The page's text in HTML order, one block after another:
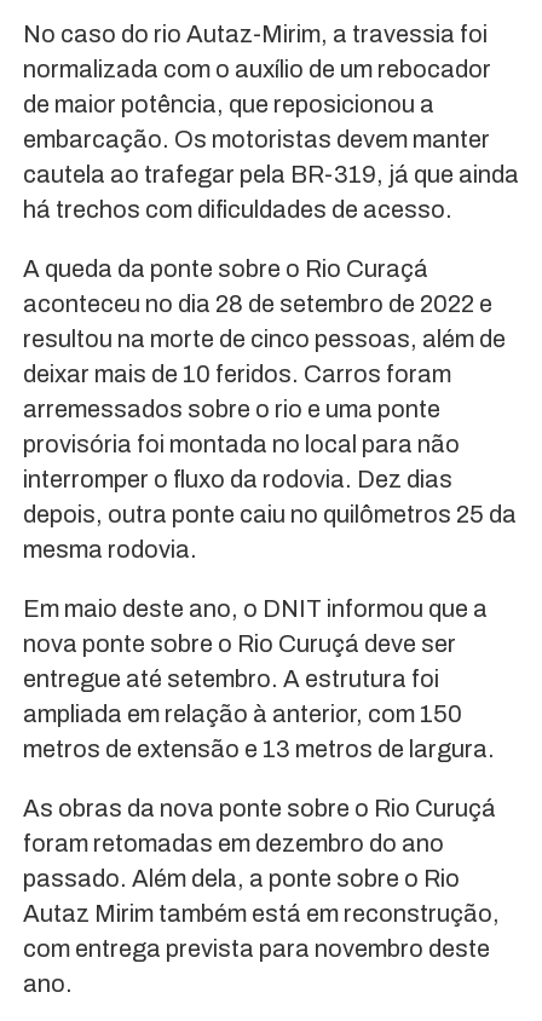
No caso do rio Autaz-Mirim, a travessia foi
normalizada com o auxílio de um rebocador
de maior potência, que reposicionou a
embarcação. Os motoristas devem manter
cautela ao trafegar pela BR-319, já que ainda
há trechos com dificuldades de acesso.
A queda da ponte sobre o Rio Curaçá
aconteceu no dia 28 de setembro de 2022 e
resultou na morte de cinco pessoas, além de
deixar mais de 10 feridos. Carros foram
arremessados sobre o rio e uma ponte
provisória foi montada no local para não
interromper o fluxo da rodovia. Dez dias
depois, outra ponte caiu no quilômetros 25 da
mesma rodovia.
Em maio deste ano, o DNIT informou que a
nova ponte sobre o Rio Curuçá deve ser
entregue até setembro. A estrutura foi
ampliada em relação à anterior, com 150
metros de extensão e 13 metros de largura.
As obras da nova ponte sobre o Rio Curuçá
foram retomadas em dezembro do ano
passado. Além dela, a ponte sobre o Rio
Autaz Mirim também está em reconstrução,
com entrega prevista para novembro deste
ano.